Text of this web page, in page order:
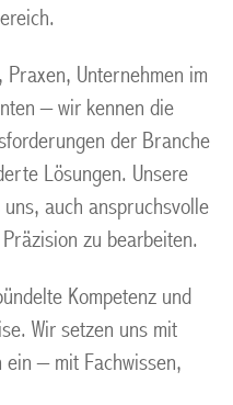
Unternehmen im
– wir kennen die
der Branche
Lösungen. Unsere
auch anspruchsvolle
zu bearbeiten.
Kompetenz und
Wir setzen uns mit
– mit Fachwissen,